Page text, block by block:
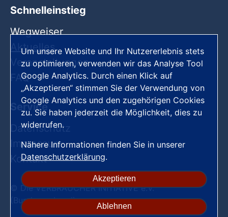
Schnelleinstieg
Wegweiser
Aktuelles
Veranstaltungen
FAQ
Service
Datenschutz
Impressum
Kontakt
© Die VERBRAUCHER INITIATIVE e.V.
(Bundesverband)
Um unsere Website und Ihr Nutzererlebnis stets
zu optimieren, verwenden wir das Analyse Tool
Google Analytics. Durch einen Klick auf
„Akzeptieren“ stimmen Sie der Verwendung von
Google Analytics und den zugehörigen Cookies
zu. Sie haben jederzeit die Möglichkeit, dies zu
widerrufen.
Nähere Informationen finden Sie in unserer
Datenschutzerklärung.
Ablehnen
Akzeptieren